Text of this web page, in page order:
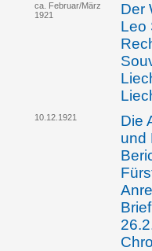
ca. Februar/März
1921
Der
Leo
10.12.1921
Die
und